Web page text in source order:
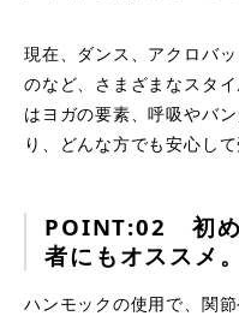
現在、ダンス、アクロバ
のなど、さまざまなスタ
はヨガの要素、呼吸やバ
り、どんな方でも安心し
POINT:02 初め
者にもオススメ。
ハンモックの使用で、関